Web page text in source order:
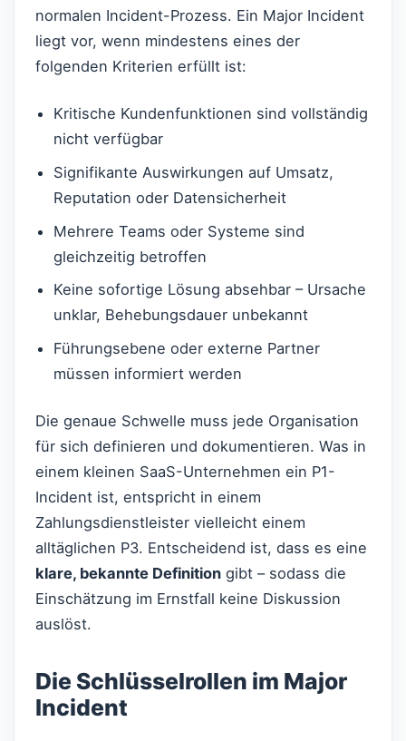
normalen Incident-Prozess. Ein Major Incident
liegt vor, wenn mindestens eines der
folgenden Kriterien erfüllt ist:
Kritische Kundenfunktionen sind vollständig
nicht verfügbar
Signifikante Auswirkungen auf Umsatz,
Reputation oder Datensicherheit
Mehrere Teams oder Systeme sind
gleichzeitig betroffen
Keine sofortige Lösung absehbar – Ursache
unklar, Behebungsdauer unbekannt
Führungsebene oder externe Partner
müssen informiert werden
Die genaue Schwelle muss jede Organisation
für sich definieren und dokumentieren. Was in
einem kleinen SaaS-Unternehmen ein P1-
Incident ist, entspricht in einem
Zahlungsdienstleister vielleicht einem
alltäglichen P3. Entscheidend ist, dass es eine
klare, bekannte Definition gibt – sodass die
Einschätzung im Ernstfall keine Diskussion
auslöst.
Die Schlüsselrollen im Major
Incident